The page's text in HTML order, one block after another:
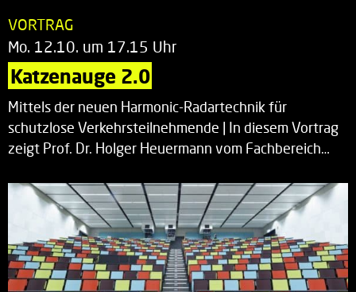
VORTRAG
Mo. 12.10. um 17.15 Uhr
Katzenauge 2.0
Mittels der neuen Harmonic-Radartechnik für
schutzlose Verkehrsteilnehmende | In diesem Vortrag
zeigt Prof. Dr. Holger Heuermann vom Fachbereich…